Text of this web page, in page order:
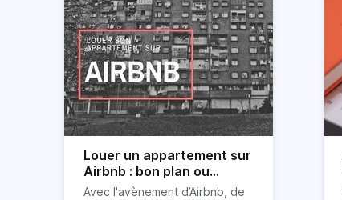
Louer un appartement sur
Airbnb : bon plan ou
mauvaise idée
Avec l'avènement d’Airbnb, de